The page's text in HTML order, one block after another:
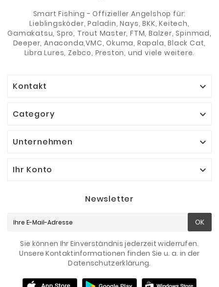
Smart Fishing - Offizieller Angelshop für:
Lieblingsköder, Paladin, Nays, BKK, Keitech,
Gamakatsu, Spro, Trout Master, FTM, Balzer, Spinmad,
Deeper, Anaconda,VMC, Okuma, Rapala, Black Cat,
Libra Lures, Zebco, Preston, und viele weitere.
Kontakt 
Category 
Unternehmen 
Ihr Konto 
Newsletter
OK
Sie können Ihr Einverständnis jederzeit widerrufen.
Unsere Kontaktinformationen finden Sie u. a. in der
Datenschutzerklärung.